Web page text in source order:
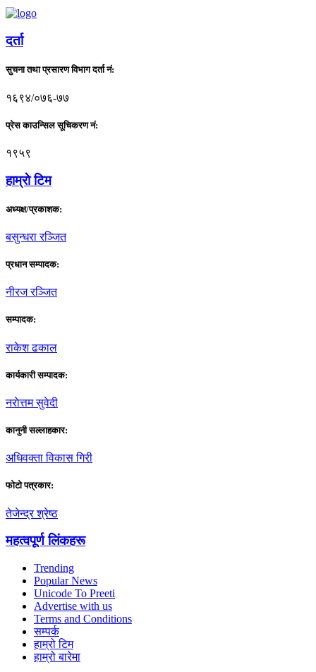
दर्ता
सुचना तथा प्रसारण विभाग दर्ता नं:
१६९४/०७६-७७
प्रेस काउन्सिल सूचिकरण नं:
१९५९
हाम्राे टिम
अध्यक्ष/प्रकाशक:
बसुन्धरा रञ्जित
प्रधान सम्पादक:
नीरज रञ्जित
सम्पादक:
राकेश ढकाल
कार्यकारी सम्पादक:
नराेत्तम सुवेदी
कानुनी सल्लाहकार:
अधिवक्ता विकास गिरी
फाेटाे पत्रकार:
तेजेन्द्र श्रेष्ठ
महत्वपूर्ण लिंकहरू
Trending
Popular News
Unicode To Preeti
Advertise with us
Terms and Conditions
सम्पर्क
हाम्रो टिम
हाम्रो बारेमा